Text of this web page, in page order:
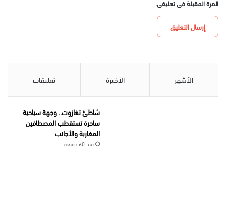
المرة المقبلة في تعليقي.
الأشهر الأخيرة تعليقات
شاطئ تغازوت.. وجهة سياحية
ساحرة تستقطب المصطافين
المغاربة والأجانب
منذ 60 دقيقة